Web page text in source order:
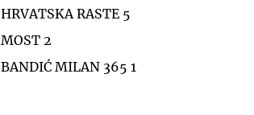
HRVATSKA RASTE 5
MOST 2
BANDIĆ MILAN 365 1